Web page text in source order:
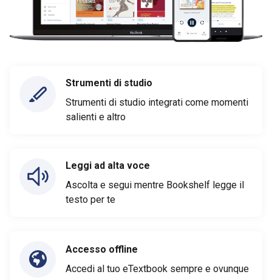
Strumenti di studio
Strumenti di studio integrati come momenti
salienti e altro
Leggi ad alta voce
Ascolta e segui mentre Bookshelf legge il
testo per te
Accesso offline
Accedi al tuo eTextbook sempre e ovunque